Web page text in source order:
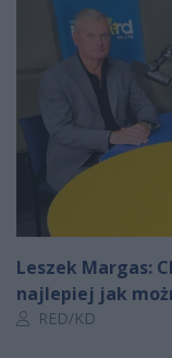
Leszek Margas:
najlepiej jak
Autor artykułu:
RED/KD